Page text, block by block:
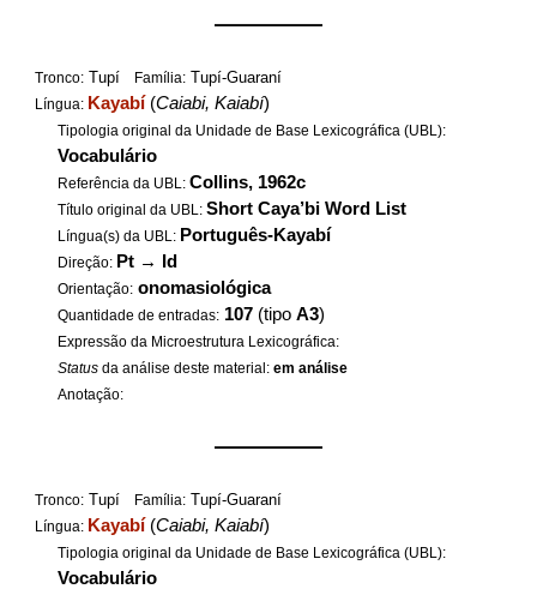
——————
Tronco: Tupí Família: Tupí-Guaraní
Língua: Kayabí (Caiabi, Kaiabí)
Tipologia original da Unidade de Base Lexicográfica (UBL):
Vocabulário
Referência da UBL:Collins, 1962c
Título original da UBL:Short Caya’bi Word List
Língua(s) da UBL: Português-Kayabí
Direção: Pt → Id
Orientação: onomasiológica
Quantidade de entradas: 107 (tipoA3)
Expressão da Microestrutura Lexicográfica:
Status da análise deste material:em análise
Anotação:
——————
Tronco: Tupí Família: Tupí-Guaraní
Língua: Kayabí (Caiabi, Kaiabí)
Tipologia original da Unidade de Base Lexicográfica (UBL):
Vocabulário